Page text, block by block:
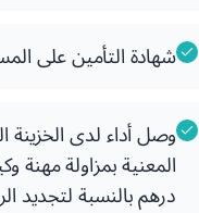
شهادة التأمين على
وصل أداء لدى الخزينة
درهم بالنسبة لتجديد